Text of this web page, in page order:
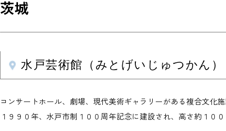
茨城
水戸芸術館（みとげいじゅつかん）
コンサートホール、劇場、現代美術ギャラリーがある複合文化施
１９９０年、水戸市制１００周年記念に建設され、高さ約１０